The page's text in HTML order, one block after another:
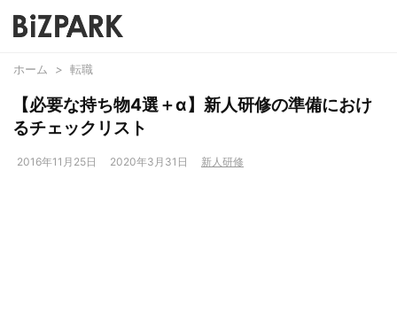
ホーム > 転職
【必要な持ち物4選＋α】新人研修の準備におけ
るチェックリスト
2016年11月25日 2020年3月31日 新人研修